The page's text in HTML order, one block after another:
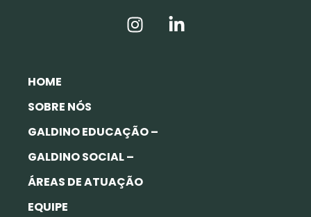
HOME
SOBRE NÓS
GALDINO EDUCAÇÃO –
GALDINO SOCIAL –
ÁREAS DE ATUAÇÃO
EQUIPE